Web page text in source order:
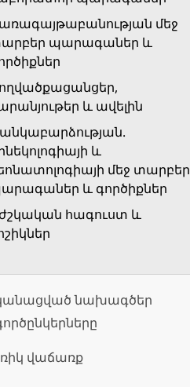
մեջ
պարագաներ և
և ավելին
և
մեջ տարբեր
և գործիքներ
հագուստ և
նախագծեր
վաճառք